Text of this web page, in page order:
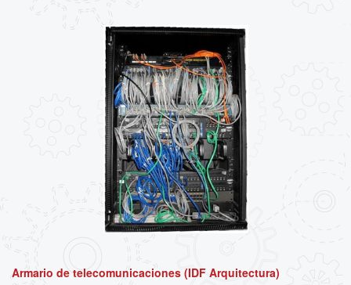
Armario de telecomunicaciones (IDF Arquitectura)